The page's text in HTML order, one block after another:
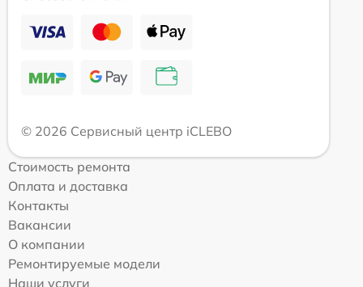
© 2026 Сервисный центр iCLEBO
Стоимость ремонта
Оплата и доставка
Контакты
Вакансии
О компании
Ремонтируемые модели
Наши услуги